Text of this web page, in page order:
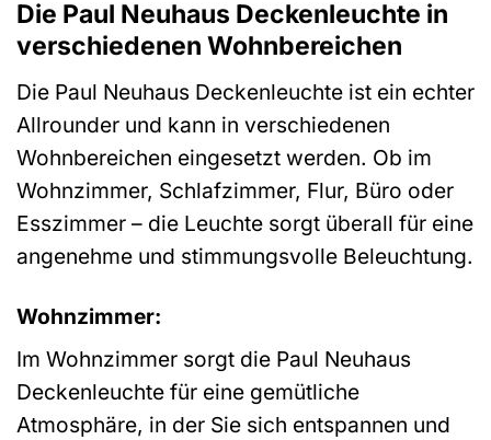
Die Paul Neuhaus Deckenleuchte in
verschiedenen Wohnbereichen
Die Paul Neuhaus Deckenleuchte ist ein echter
Allrounder und kann in verschiedenen
Wohnbereichen eingesetzt werden. Ob im
Wohnzimmer, Schlafzimmer, Flur, Büro oder
Esszimmer – die Leuchte sorgt überall für eine
angenehme und stimmungsvolle Beleuchtung.
Wohnzimmer:
Im Wohnzimmer sorgt die Paul Neuhaus
Deckenleuchte für eine gemütliche
Atmosphäre, in der Sie sich entspannen und